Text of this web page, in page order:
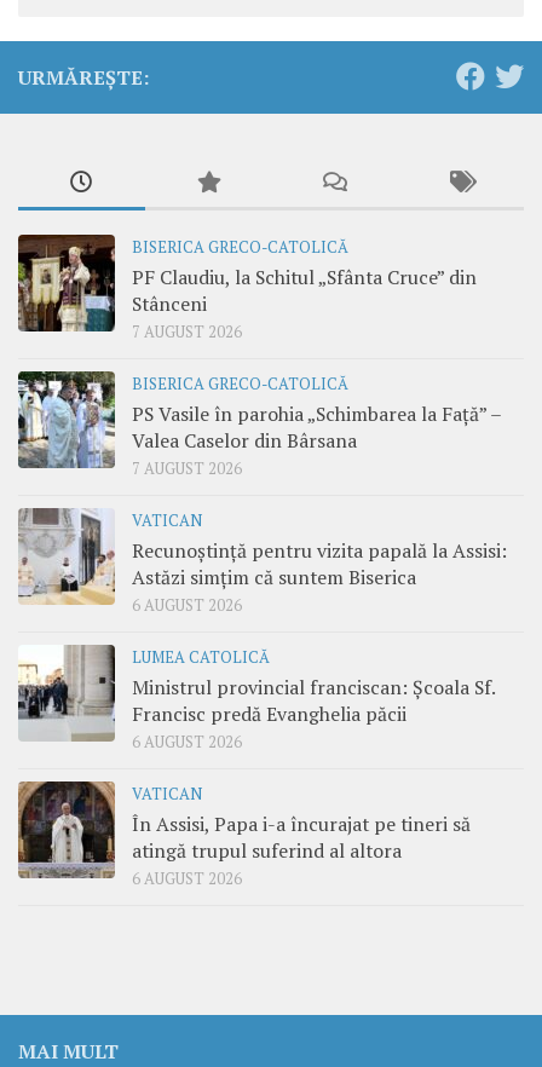
URMĂREȘTE:
BISERICA GRECO-CATOLICĂ
PF Claudiu, la Schitul „Sfânta Cruce” din
Stânceni
7 AUGUST 2026
BISERICA GRECO-CATOLICĂ
PS Vasile în parohia „Schimbarea la Față” –
Valea Caselor din Bârsana
7 AUGUST 2026
VATICAN
Recunoștință pentru vizita papală la Assisi:
Astăzi simțim că suntem Biserica
6 AUGUST 2026
LUMEA CATOLICĂ
Ministrul provincial franciscan: Școala Sf.
Francisc predă Evanghelia păcii
6 AUGUST 2026
VATICAN
În Assisi, Papa i-a încurajat pe tineri să
atingă trupul suferind al altora
6 AUGUST 2026
MAI MULT